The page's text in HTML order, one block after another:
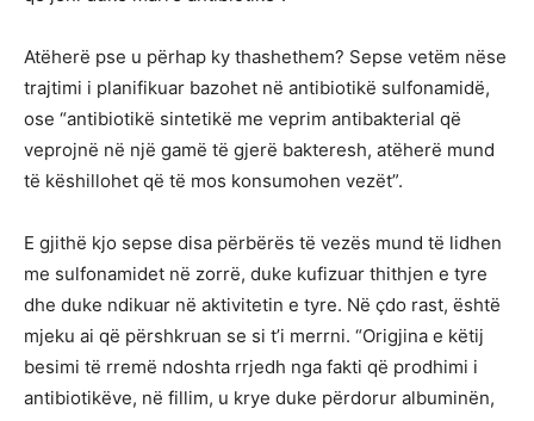
Atëherë pse u përhap ky thashethem? Sepse vetëm nëse
trajtimi i planifikuar bazohet në antibiotikë sulfonamidë,
ose “antibiotikë sintetikë me veprim antibakterial që
veprojnë në një gamë të gjerë bakteresh, atëherë mund
të këshillohet që të mos konsumohen vezët”.
E gjithë kjo sepse disa përbërës të vezës mund të lidhen
me sulfonamidet në zorrë, duke kufizuar thithjen e tyre
dhe duke ndikuar në aktivitetin e tyre. Në çdo rast, është
mjeku ai që përshkruan se si t’i merrni. “Origjina e këtij
besimi të rremë ndoshta rrjedh nga fakti që prodhimi i
antibiotikëve, në fillim, u krye duke përdorur albuminën,